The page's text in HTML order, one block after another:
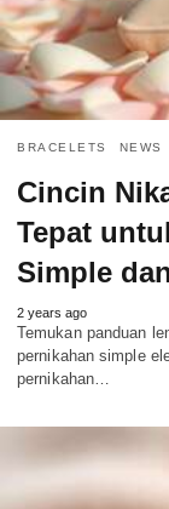
BRACELETS NEWS
Cincin
Tepat
Simple
2 years ago
Temukan panduan
pernikahan simple
pernikahan…